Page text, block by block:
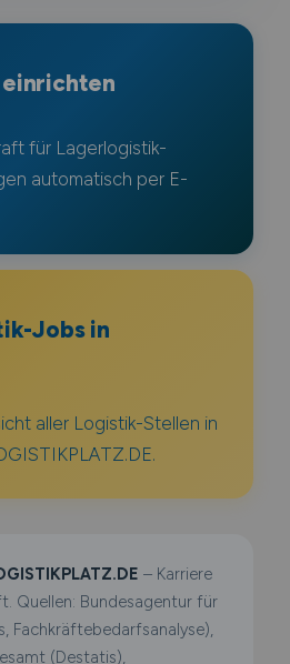
für Lagerlogistik-
automatisch per E-
Jobs in
aller Logistik-Stellen in
– Karriere
Quellen: Bundesagentur für
Fachkräftebedarfsanalyse),
(Destatis),